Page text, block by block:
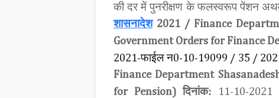
की दर में पुनरीक्षण के फलस्वरूप पेंशन
शासनादेश2021 / Finance
Government Orders for Finance
2021-फाईल न0-10-19099 / 35 /
Finance Department
for
Pension)दिनांक:
11-10-